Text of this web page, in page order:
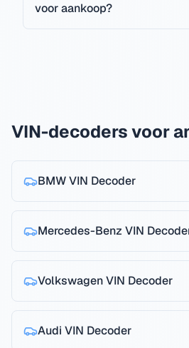
voor aankoop?
VIN-decoders voor
BMWVIN Decoder
Mercedes-Benz VIN
VolkswagenVIN Decoder
Audi VIN Decoder